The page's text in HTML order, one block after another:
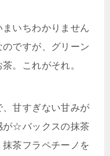
いちわかりません
ですが、グリーン
。これがそれ。
甘すぎない甘みが
が☆バックスの抹茶
茶フラペチーノを